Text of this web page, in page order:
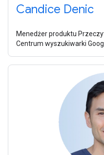
Candice Denic
Menedżer produktu
Centrum wyszukiwarki